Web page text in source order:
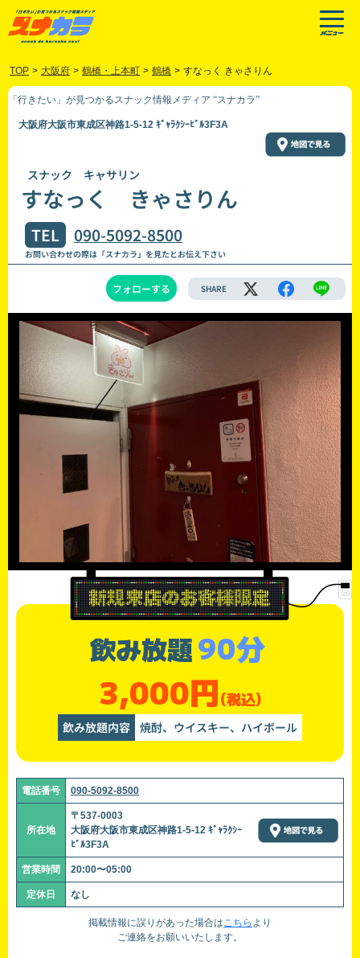
TOP > 大阪府 > 鶴橋・上本町 > 鶴橋 > すなっく きゃさりん
「行きたい」が見つかるスナック情報メディア “スナカラ”
大阪府大阪市東成区神路1-5-12 ｷﾞｬﾗｸｼｰﾋﾞﾙ3F3A
スナック キャサリン
すなっく きゃさりん
TEL 090-5092-8500
お問い合わせの際は「スナカラ」を見たとお伝え下さい
フォローする SHARE
飲み放題90分
3,000円(税込)
飲み放題内容 焼酎、ウイスキー、ハイボール
電話番号 090-5092-8500
所在地
〒537-0003
大阪府大阪市東成区神路1-5-12 ｷﾞｬﾗｸｼｰ
ﾋﾞﾙ3F3A
営業時間 20:00〜05:00
定休日 なし
掲載情報に誤りがあった場合はこちら より
ご連絡をお願いいたします。